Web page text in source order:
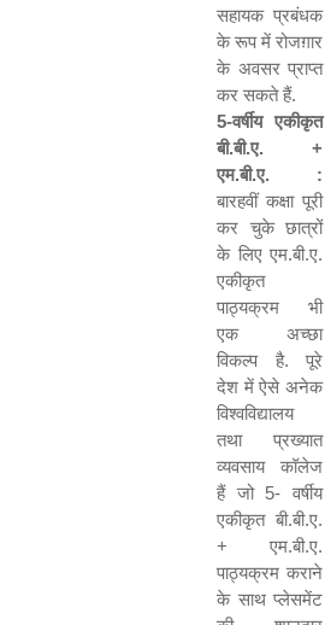
सहायक प्रबंधक
के रूप में रोजग़ार
के अवसर प्राप्त
कर सकते हैं.
5-वर्षीय एकीकृत
बी.बी.ए. +
एम.बी.ए. :
बारहवीं कक्षा पूरी
कर चुके छात्रों
के लिए एम.बी.ए.
एकीकृत
पाठ्यक्रम भी
एक अच्छा
विकल्प है. पूरे
देश में ऐसे अनेक
विश्वविद्यालय
तथा प्रख्यात
व्यवसाय कॉलेज
हैं जो 5-वर्षीय
एकीकृत बी.बी.ए.
+ एम.बी.ए.
पाठ्यक्रम कराने
के साथ प्लेसमेंट